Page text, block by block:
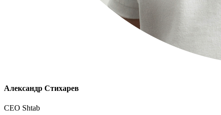
Александр Стихарев
CEO Shtab